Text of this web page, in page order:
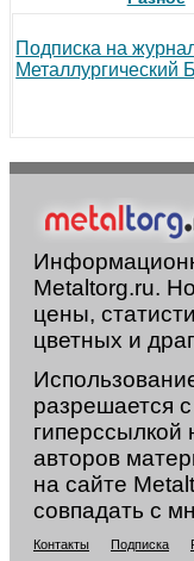
Подписка на
Металлургический
Metaltorg.ru.
цены,
цветных и
разрешается
авторов
на сайте
совпадать с
Контакты Подписка